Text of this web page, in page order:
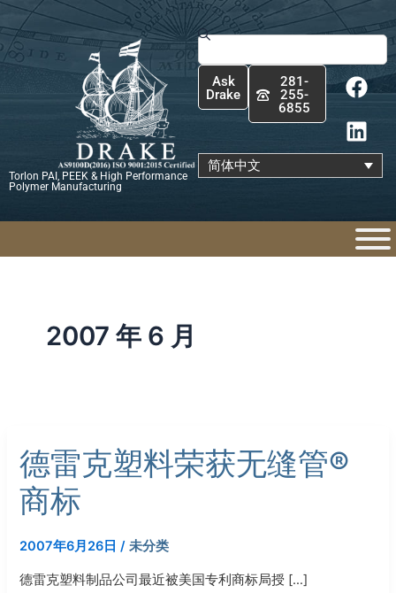
跳
至
内
Torlon PAI, PEEK & High Performance
Polymer Manufacturing
Search
Ask
Drake
281-
255-
6855
F
a
c
e
b
o
k
L
i
n
k
e
d
n
简体中文
2007 年 6 月
德雷克塑料荣获无缝管®
商标
2007年6月26日/未分类
德雷克塑料制品公司最近被美国专利商标局授 […]
雷
克
塑
料
荣
无